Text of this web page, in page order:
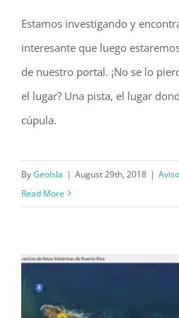
¡Estén
Estamos investigando y
interesante que luego
de nuestro portal. ¡No se lo
el lugar? Una pista, el lugar
cúpula.
ByGeoIsla | August 29th, 2018 |
Read More